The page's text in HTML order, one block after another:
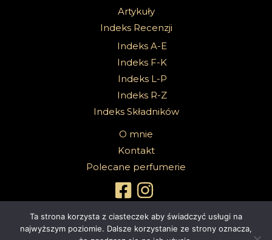
Artykuły
Indeks Recenzji
Indeks A-E
Indeks F-K
Indeks L-P
Indeks R-Z
Indeks Składników
O mnie
Kontakt
Polecane perfumerie
Ta strona korzysta z ciasteczek aby świadczyć usługi na
najwyższym poziomie. Dalsze korzystanie ze strony oznacza,